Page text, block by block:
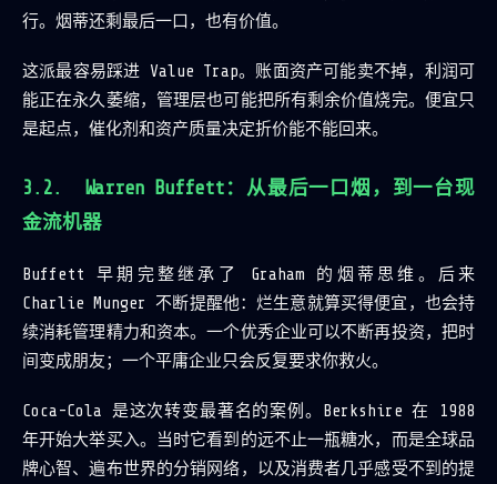
行。烟蒂还剩最后一口，也有价值。
这派最容易踩进 Value Trap。账面资产可能卖不掉，利润可
能正在永久萎缩，管理层也可能把所有剩余价值烧完。便宜只
是起点，催化剂和资产质量决定折价能不能回来。
Warren Buffett：从最后一口烟，到一台现
金流机器
Buffett 早期完整继承了 Graham 的烟蒂思维。后来
Charlie Munger 不断提醒他：烂生意就算买得便宜，也会持
续消耗管理精力和资本。一个优秀企业可以不断再投资，把时
间变成朋友；一个平庸企业只会反复要求你救火。
Coca-Cola 是这次转变最著名的案例。Berkshire 在 1988
年开始大举买入。当时它看到的远不止一瓶糖水，而是全球品
牌心智、遍布世界的分销网络，以及消费者几乎感受不到的提